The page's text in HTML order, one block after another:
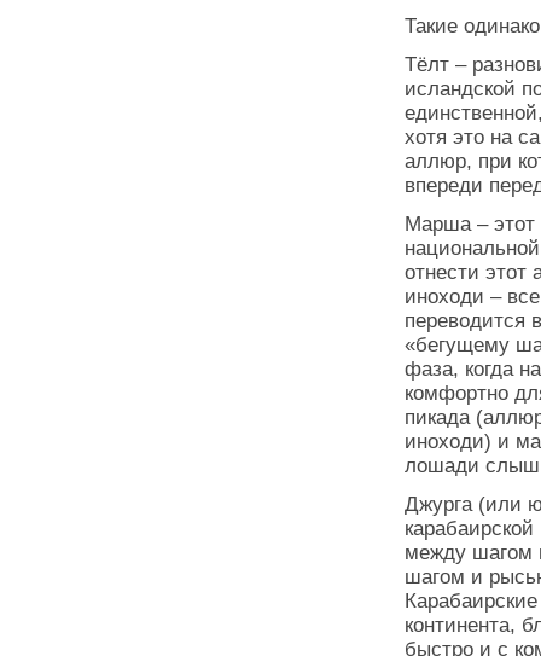
Такие
Тёлт –
исландской
хотя это на
аллюр, при
впереди
Марша –
отнести
иноходи –
переводится
«бегущему
фаза, когда
комфортно
пикада
иноходи) и
лошади
Джурга (или
между шагом
шагом и
континента,
быстро и с